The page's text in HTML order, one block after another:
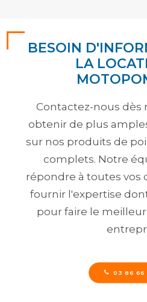
BESOIN
LA
Contactez-nous
obtenir de plus
sur nos produits de
complets. Notre
répondre à toutes vos
fournir l'expertise
pour faire le
03 86 66